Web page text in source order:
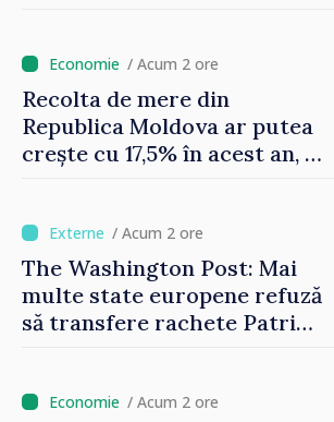
/ Acum 2 ore
Recolta de mere din
Republica Moldova ar putea
crește cu 17,5% în acest an, în
/ Acum 2 ore
The Washington Post: Mai
multe state europene refuză
să transfere rachete Patriot
/ Acum 2 ore